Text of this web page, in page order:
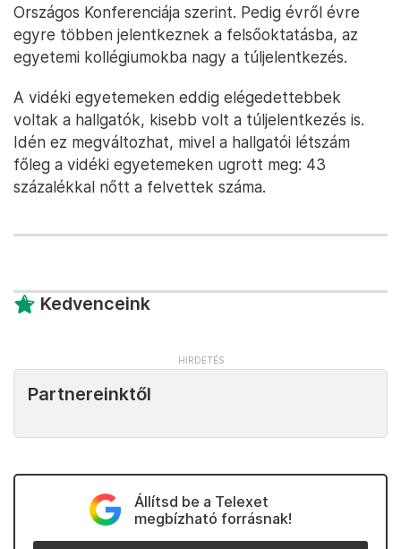
Országos Konferenciája szerint. Pedig évről évre
egyre többen jelentkeznek a felsőoktatásba, az
egyetemi kollégiumokba nagy a túljelentkezés.
A vidéki egyetemeken eddig elégedettebbek
voltak a hallgatók, kisebb volt a túljelentkezés is.
Idén ez megváltozhat, mivel a hallgatói létszám
főleg a vidéki egyetemeken ugrott meg: 43
százalékkal nőtt a felvettek száma.
Kedvenceink
Partnereinktől
Állítsd be a Telexet
megbízható forrásnak!